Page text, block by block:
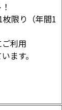
限り（年間1
利用
ます。